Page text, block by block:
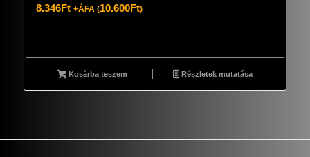
8.346Ft +ÁFA (10.600Ft)
Kosárba teszem Részletek mutatása